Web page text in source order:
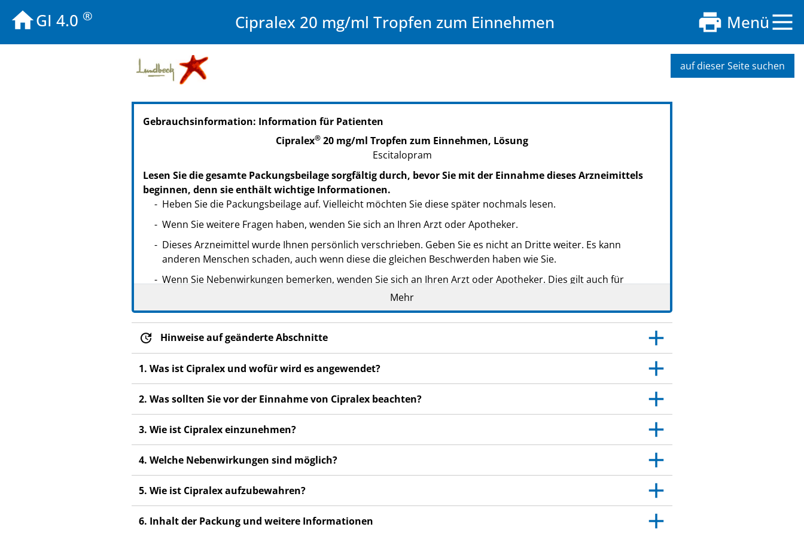
GI 4.0 ® Cipralex 20 mg/ml Tropfen zum Einnehmen Menü
auf dieser Seite suchen
Gebrauchsinformation: Information für Patienten
Cipralex® 20 mg/ml Tropfen zum Einnehmen, Lösung
Escitalopram
Lesen Sie die gesamte Packungsbeilage sorgfältig durch, bevor Sie mit der Einnahme dieses Arzneimittels
beginnen, denn sie enthält wichtige Informationen.
Heben Sie die Packungsbeilage auf. Vielleicht möchten Sie diese später nochmals lesen.
Wenn Sie weitere Fragen haben, wenden Sie sich an Ihren Arzt oder Apotheker.
Dieses Arzneimittel wurde Ihnen persönlich verschrieben. Geben Sie es nicht an Dritte weiter. Es kann
anderen Menschen schaden, auch wenn diese die gleichen Beschwerden haben wie Sie.
Wenn Sie Nebenwirkungen bemerken, wenden Sie sich an Ihren Arzt oder Apotheker. Dies gilt auch für
Nebenwirkungen, die nicht in dieser Packungsbeilage angegeben sind. Siehe Abschnitt 4.
Mehr
Hinweise auf geänderte Abschnitte
1. Was ist Cipralex und wofür wird es angewendet?
2. Was sollten Sie vor der Einnahme von Cipralex beachten?
3. Wie ist Cipralex einzunehmen?
4. Welche Nebenwirkungen sind möglich?
5. Wie ist Cipralex aufzubewahren?
6. Inhalt der Packung und weitere Informationen